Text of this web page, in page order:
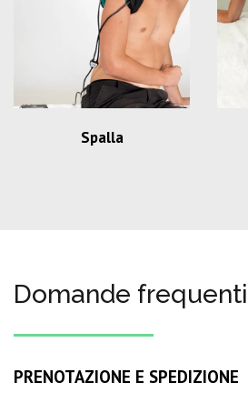
Spalla
Domande frequenti
PRENOTAZIONE E SPEDIZIONE